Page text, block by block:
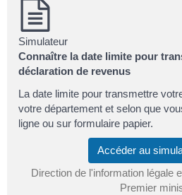
Simulateur
Connaître la date limite pour
déclaration de revenus
La date limite pour transmettre
votre département et selon que
ligne ou sur formulaire papier.
Accéder au
Direction de l'information légale
Premier